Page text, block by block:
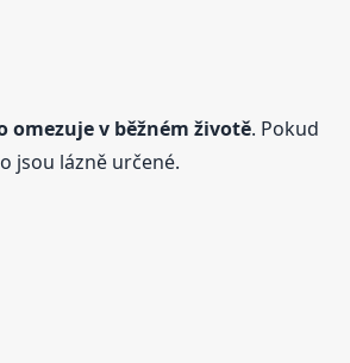
omezuje v běžném životě. Pokud
jsou lázně určené.